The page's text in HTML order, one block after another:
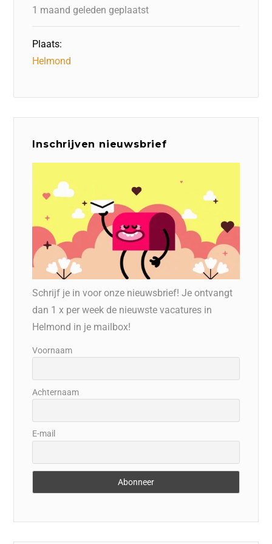
1 maand geleden geplaatst
Plaats:
Helmond
Inschrijven nieuwsbrief
Schrijf je in voor onze nieuwsbrief! Je ontvangt
dan 1 x per week de nieuwste vacatures in
Helmond in je mailbox!
Voornaam
Achternaam
E-mail